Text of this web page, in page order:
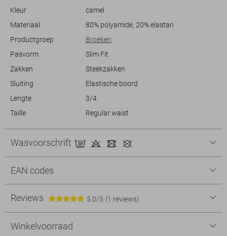
Kleur
camel
Materiaal
80% polyamide, 20% elastan
Productgroep
Broeken
Pasvorm
Slim Fit
Zakken
Steekzakken
Sluiting
Elastische boord
Lengte
3/4
Taille
Regular waist
Wasvoorschrift
EAN codes
Reviews 5.0/5 (1 reviews)
Winkelvoorraad